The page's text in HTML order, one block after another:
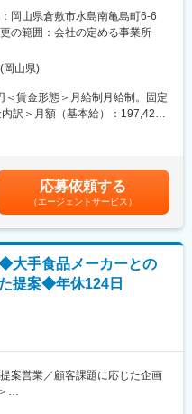
教育分野など多様な業界のお客
電子部品の提案を行う専門商社
主に製造業のお客様に対して機
業を担当いただきます。既存顧
と課題解決型の営業活動を行っ
守（リプレース・部品交換）提
など改善提案
対応、新商品情報の案内
部品など約500社以上のメーカ
のニーズに合わせて最適な提案
当は各エリアごとに担当を持
ています。
岡山県倉敷市水島南亀島町6-6
の範囲：会社の定める事業所
岡山県)
賃金形態＞月給制月給制。固定
訳＞月額（基本給）：197,422
残業手当＞有＜給与補足＞モデ
万円、35歳660万円。賞与・
・12月）賞与の算定基準は固定
ます。賃金はあくまでも目安の
る可能性があります。月給(月額)
応募依頼する
（エージェントサービス）
大手食品メーカーとの
提案◆年休124日
案営業／顧客課題に応じた企画